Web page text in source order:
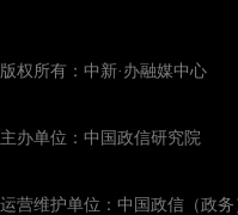
版权所有：中新·办融媒中心
主办单位：中国政信研究院
运营维护单位：中国政信（政